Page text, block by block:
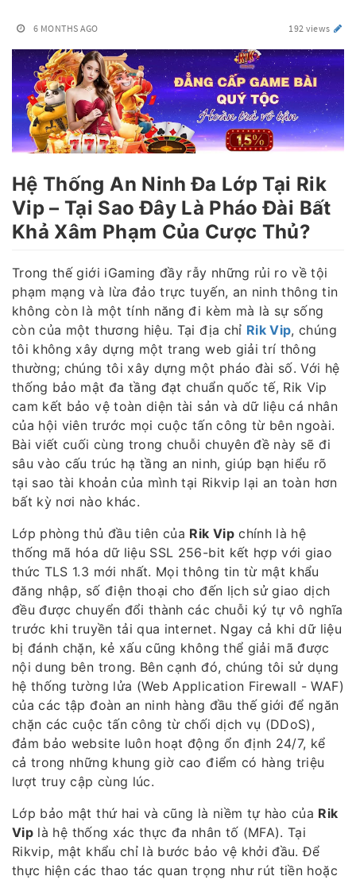
6 MONTHS AGO 192 views
Hệ Thống An Ninh Đa Lớp Tại Rik
Vip – Tại Sao Đây Là Pháo Đài Bất
Khả Xâm Phạm Của Cược Thủ?
Trong thế giới iGaming đầy rẫy những rủi ro về tội
phạm mạng và lừa đảo trực tuyến, an ninh thông tin
không còn là một tính năng đi kèm mà là sự sống
còn của một thương hiệu. Tại địa chỉ Rik Vip, chúng
tôi không xây dựng một trang web giải trí thông
thường; chúng tôi xây dựng một pháo đài số. Với hệ
thống bảo mật đa tầng đạt chuẩn quốc tế, Rik Vip
cam kết bảo vệ toàn diện tài sản và dữ liệu cá nhân
của hội viên trước mọi cuộc tấn công từ bên ngoài.
Bài viết cuối cùng trong chuỗi chuyên đề này sẽ đi
sâu vào cấu trúc hạ tầng an ninh, giúp bạn hiểu rõ
tại sao tài khoản của mình tại Rikvip lại an toàn hơn
bất kỳ nơi nào khác.
Lớp phòng thủ đầu tiên của Rik Vipchính là hệ
thống mã hóa dữ liệu SSL 256-bit kết hợp với giao
thức TLS 1.3 mới nhất. Mọi thông tin từ mật khẩu
đăng nhập, số điện thoại cho đến lịch sử giao dịch
đều được chuyển đổi thành các chuỗi ký tự vô nghĩa
trước khi truyền tải qua internet. Ngay cả khi dữ liệu
bị đánh chặn, kẻ xấu cũng không thể giải mã được
nội dung bên trong. Bên cạnh đó, chúng tôi sử dụng
hệ thống tường lửa (Web Application Firewall - WAF)
của các tập đoàn an ninh hàng đầu thế giới để ngăn
chặn các cuộc tấn công từ chối dịch vụ (DDoS),
đảm bảo website luôn hoạt động ổn định 24/7, kể
cả trong những khung giờ cao điểm có hàng triệu
lượt truy cập cùng lúc.
Lớp bảo mật thứ hai và cũng là niềm tự hào của Rik
Vip là hệ thống xác thực đa nhân tố (MFA). Tại
Rikvip, mật khẩu chỉ là bước bảo vệ khởi đầu. Để
thực hiện các thao tác quan trọng như rút tiền hoặc